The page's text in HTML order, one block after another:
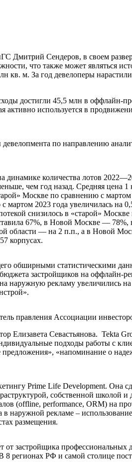
Сендеров, в своем
что также может являться
кв. м. За год девелоперы
достигли 45,5 млн в оффлайн-
активно используется в
по направлению
динамике количества лотов
чем год назад. Средняя цена
Москве по сравнению с
2023 года увеличилась на
снизилось в «старой»
67%, в Новой Москве —
области — на 2 п.п., а в Новой
корпусах.
обширными статистическими
застройщиков на оффлайн-
наружную рекламу увеличились
правления Ассоциации
Елизавета Севастьянова. Tekta
подходы работы с
«напоминание о
Prime Life Development. Она
собственной школой и
(offline, performance, ORM) на
наружной рекламе –
размещения.
от застройщика
регионах РФ и самой столице